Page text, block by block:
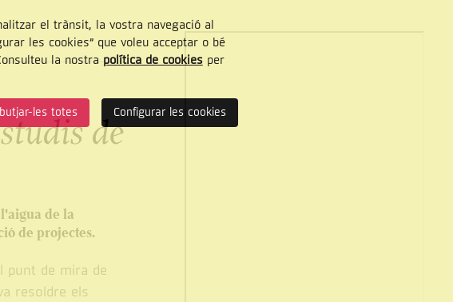
de
de la
de projectes.
punt de mira de
resoldre els
el trànsit, la vostra navegació al
les cookies” que voleu acceptar o bé
la nostra política de cookiesper
les totes Configurar les cookies